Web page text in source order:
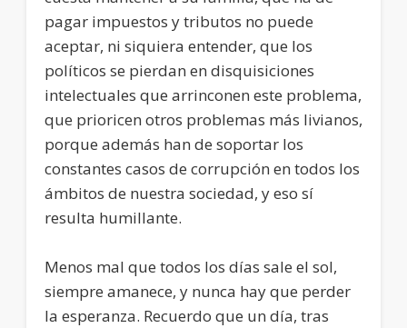
pagar impuestos y tributos no puede
aceptar, ni siquiera entender, que los
políticos se pierdan en disquisiciones
intelectuales que arrinconen este problema,
que prioricen otros problemas más livianos,
porque además han de soportar los
constantes casos de corrupción en todos los
ámbitos de nuestra sociedad, y eso sí
resulta humillante.
Menos mal que todos los días sale el sol,
siempre amanece, y nunca hay que perder
la esperanza. Recuerdo que un día, tras